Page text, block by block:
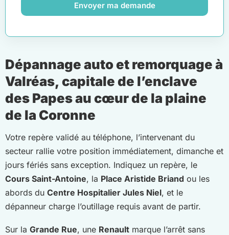
Envoyer ma demande
Dépannage auto et remorquage à
Valréas, capitale de l’enclave
des Papes au cœur de la plaine
de la Coronne
Votre repère validé au téléphone, l’intervenant du
secteur rallie votre position immédiatement, dimanche et
jours fériés sans exception. Indiquez un repère, le
Cours Saint-Antoine, la Place Aristide Briand ou les
abords du Centre Hospitalier Jules Niel, et le
dépanneur charge l’outillage requis avant de partir.
Sur la Grande Rue, une Renault marque l’arrêt sans